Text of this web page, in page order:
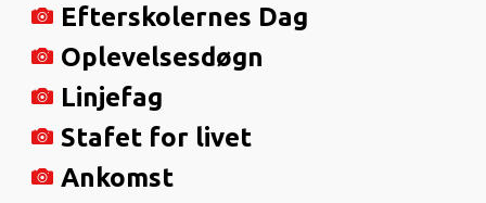
Efterskolernes Dag
Oplevelsesdøgn
Linjefag
Stafet for livet
Ankomst